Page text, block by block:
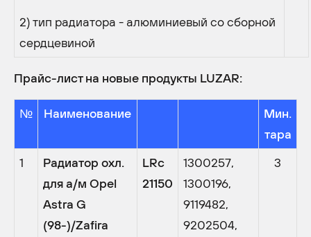
2) тип радиатора - алюминиевый со cборной
сердцевиной
Прайс-лист на новые продукты LUZAR:
№ Наименование
Мин.
тара
1
Радиатор охл.
для а/м Opel
Astra G
(98-)/Zafira
LRc
21150
1300257,
1300196,
9119482,
9202504,
3